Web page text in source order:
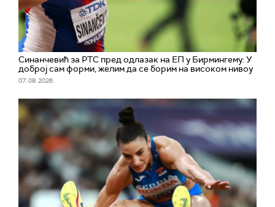
Синанчевић за РТС пред одлазак на ЕП у Бирмингему: У
доброј сам форми, желим да се борим на високом нивоу
07. 08. 2026.